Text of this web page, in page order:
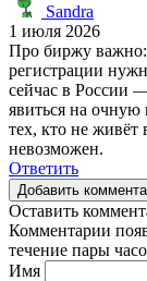
Sandra
1 июля 2026
Про биржу важно:
регистрации
сейчас в России
явиться на очную
тех, кто не живёт
невозможен.
Ответить
Добавить
Оставить
Комментарии
течение пары
Имя